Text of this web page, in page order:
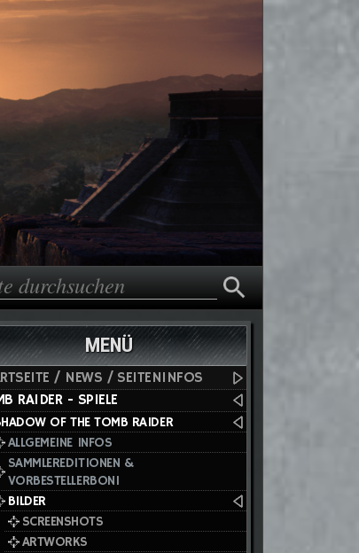
MENÜ
/ NEWS / SEITENINFOS
RAIDER - SPIELE
OF THE TOMB RAIDER
ALLGEMEINE INFOS
SAMMLEREDITIONEN &
VORBESTELLERBONI
BILDER
SCREENSHOTS
ARTWORKS